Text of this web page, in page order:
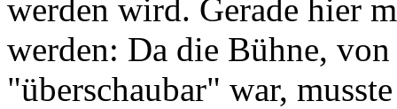
werden wird. Gerade hier
werden: Da die Bühne,
"überschaubar" war,